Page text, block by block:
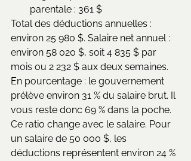
parentale : 361 $
Total des déductions annuelles :
environ 25 980 $. Salaire net annuel :
environ 58 020 $, soit 4 835 $ par
mois ou 2 232 $ aux deux semaines.
En pourcentage : le gouvernement
prélève environ 31 % du salaire brut. Il
vous reste donc 69 % dans la poche.
Ce ratio change avec le salaire. Pour
un salaire de 50 000 $, les
déductions représentent environ 24 %